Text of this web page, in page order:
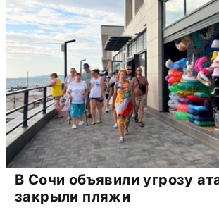
В Сочи объявили угрозу
закрыли пляжи